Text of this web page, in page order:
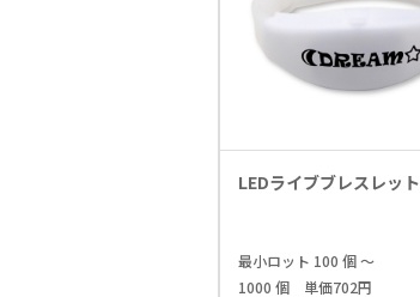
LEDライブブレスレット
最小ロット 100 個 ～
1000 個 単価702円